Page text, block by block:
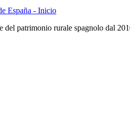
España - Inicio
del patrimonio rurale spagnolo dal